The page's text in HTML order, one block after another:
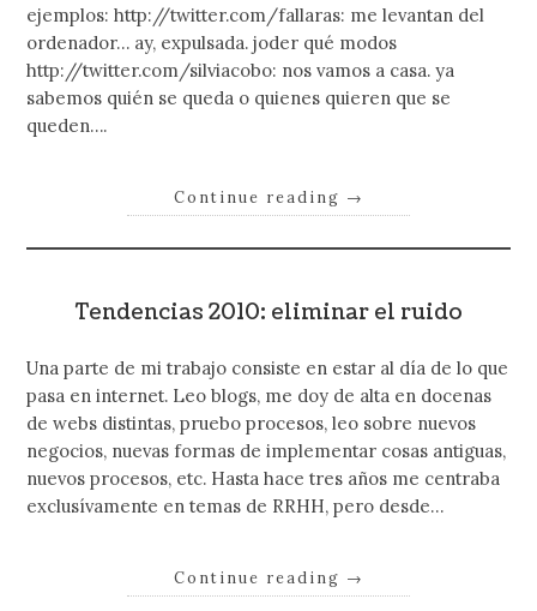
ejemplos: http://twitter.com/fallaras: me levantan del
ordenador… ay, expulsada. joder qué modos
http://twitter.com/silviacobo: nos vamos a casa. ya
sabemos quién se queda o quienes quieren que se
queden….
Continue reading →
Tendencias 2010: eliminar el ruido
Una parte de mi trabajo consiste en estar al día de lo que
pasa en internet. Leo blogs, me doy de alta en docenas
de webs distintas, pruebo procesos, leo sobre nuevos
negocios, nuevas formas de implementar cosas antiguas,
nuevos procesos, etc. Hasta hace tres años me centraba
exclusívamente en temas de RRHH, pero desde…
Continue reading →